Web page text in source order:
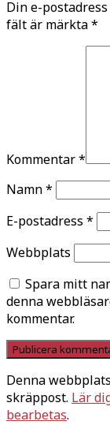
Din e-
fält är märkta*
Kommentar*
Namn*
E-postadress *
Webbplats
Spara mitt
denna
kommentar.
Denna
skräppost. Lär
bearbetas.